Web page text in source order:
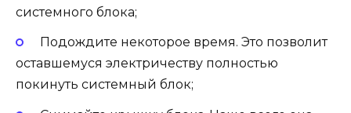
системного блока;
Подождите некоторое время. Это позволит
оставшемуся электричеству полностью
покинуть системный блок;